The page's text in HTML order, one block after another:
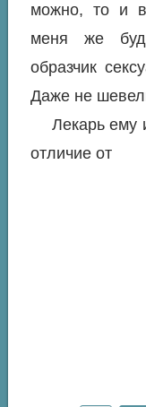
можно, то и
меня же
образчик
Даже не
Лекарь ему
отличие от